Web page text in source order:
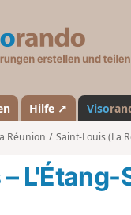
Hilfe ↗ Viso
Réunion Saint-Louis (La